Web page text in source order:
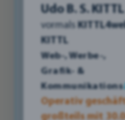
im Bezirk Liezen
ob du ein gemütliches
führst, eine
betreibst oder
Meisterleistungen
gestaltete Website
Visitenkarte und oft
mit potenziellen
Udo B. S. KITTL
vormals
KITTL
Web-, Werbe-,
Grafik- &
Kommunikations
Operativ
großteils mit